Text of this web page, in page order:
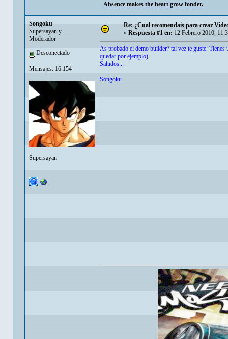
Absence makes the heart grow fonder.
Songoku
Supersayan y
Moderador
Desconectado
Mensajes: 16.154
Supersayan
Re: ¿Cual recomendais para crear
« Respuesta #1 en: 12 Febrero 2010,
As probado el demo builder? tal vez te guste.
quedar por ejemplo).
Saludos...
Songoku